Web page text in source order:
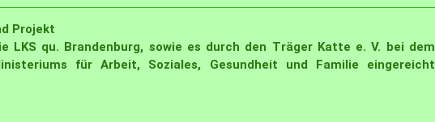
Projekt
LKS qu. Brandenburg, sowie es durch den Träger Katte e. V. bei dem
für Arbeit, Soziales, Gesundheit und Familie eingereicht